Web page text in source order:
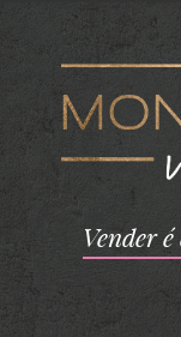
Vender